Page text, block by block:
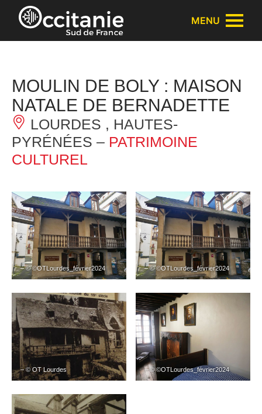
Panneau de gestion des cookies
MENU
MOULIN DE BOLY : MAISON
NATALE DE BERNADETTE
LOURDES , HAUTES-
PYRÉNÉES – PATRIMOINE
CULTUREL
– © ©OTLourdes_février2024 – © ©OTLourdes_février2024
– © OT Lourdes – © ©OTLourdes_février2024